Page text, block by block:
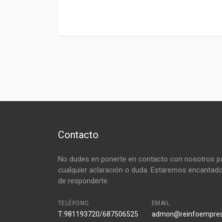
Contacto
No dudes en ponerte en contacto con nosotros
cualquier aclaración o duda. Estaremos
de responderte.
TELÉFONO
T:981193720/687506525
EMAIL